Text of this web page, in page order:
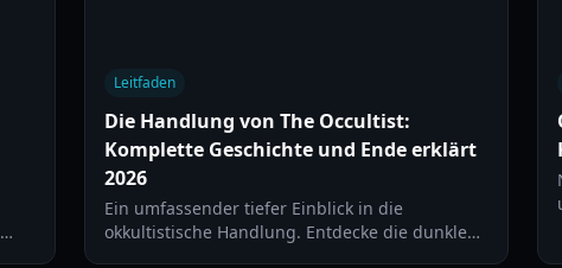
Leitfaden
Die Handlung von The Occultist:
Komplette Geschichte und Ende erklärt
2026
Ein umfassender tiefer Einblick in die
okkultistische Handlung. Entdecke die dunklen